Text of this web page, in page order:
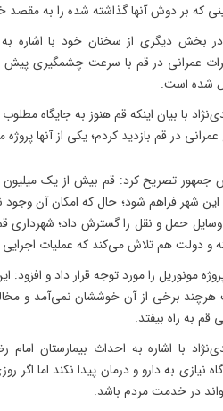
که بر دوش آنها گذاشته شده را به مقصد
بخش دیگری از سخنان خود با اشاره به
عمرانی در قم با سرعت چشمگیری
شده است.
با بیان اینکه قم هنوز به جایگاه
در قم بازدید کردم؛ یکی از آنها
جمهور تصریح کرد: قم بیش از یک میلیون
این شهر فراهم شود؛ حال که امکان آن
وسایل حمل و نقل را گسترش داد؛ شهرداری
و دولت هم تلاش می‌کند که عملیات
مونوریل را مورد توجه قرار داد و
برخی از آن خوششان نمی‌آمد و
قم به راه بیفتد.
با اشاره به احداث بیمارستان
نیازی به دارو و درمان پیدا نکند اما
در خدمت مردم باشد.